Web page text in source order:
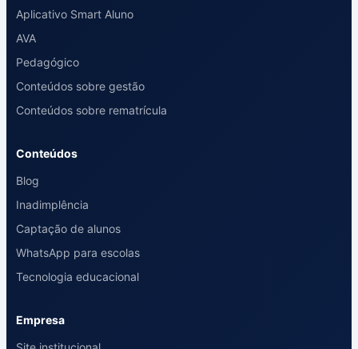
Aplicativo Smart Aluno
AVA
Pedagógico
Conteúdos sobre gestão
Conteúdos sobre rematrícula
Conteúdos
Blog
Inadimplência
Captação de alunos
WhatsApp para escolas
Tecnologia educacional
Empresa